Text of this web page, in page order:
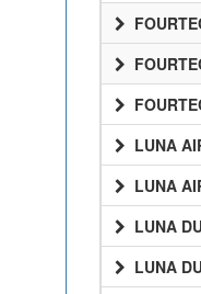
LUNA
LUNA
LUNA
LUNA